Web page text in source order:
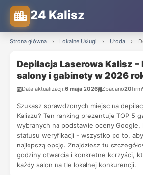
24 Kalisz
Strona główna › Lokalne Usługi › Uroda ›
Depilacja Laserowa Kalisz –
salony i gabinety w 2026
Data aktualizacji:6 maja 2026 Zbadano20firm
Szukasz sprawdzonych miejsc na
Kaliszu? Ten ranking prezentuje TOP 5
wybranych na podstawie oceny Google,
statusu weryfikacji - wszystko po to,
najlepszą opcję. Znajdziesz tu
godziny otwarcia i konkretne korzyści,
każdy salon na tle lokalnej konkurencji.